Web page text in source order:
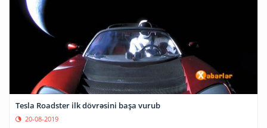
Tesla Roadster ilk dövrəsini başa vurub
20-08-2019